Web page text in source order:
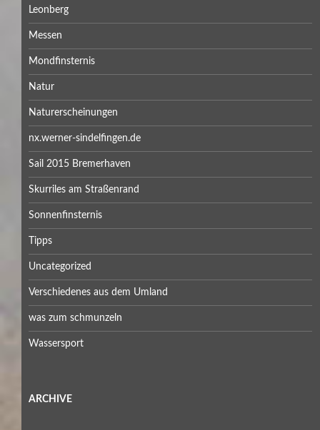
Leonberg
Messen
Mondfinsternis
Natur
Naturerscheinungen
nx.werner-sindelfingen.de
Sail 2015 Bremerhaven
Skurriles am Straßenrand
Sonnenfinsternis
Tipps
Uncategorized
Verschiedenes aus dem Umland
was zum schmunzeln
Wassersport
ARCHIVE